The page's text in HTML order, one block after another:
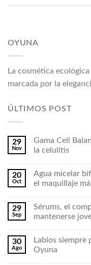
OYUNA
La cosmética
marcada por la
ÚLTIMOS POST
29
Nov
Gama Cell
la celulitis
20
Oct
Agua micelar
el maquillaje
29
Sep
Sérums, el
mantenerse
30
Ago
Labios siempre
Oyuna